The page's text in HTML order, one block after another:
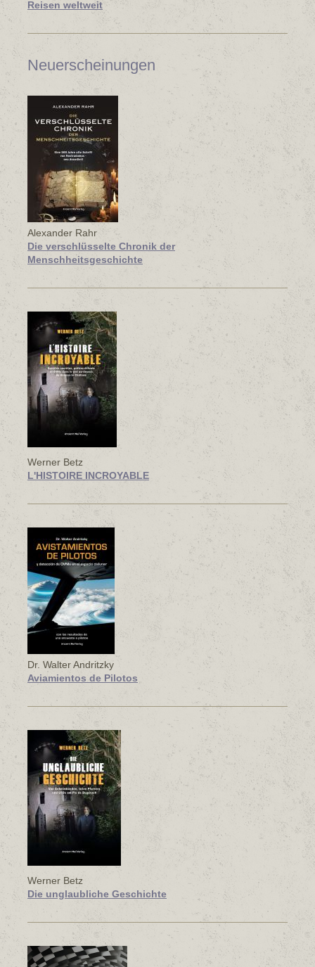
Reisen weltweit
Neuerscheinungen
Alexander Rahr
Die verschlüsselte Chronik der
Menschheitsgeschichte
Werner Betz
L'HISTOIRE INCROYABLE
Dr. Walter Andritzky
Aviamientos de Pilotos
Werner Betz
Die unglaubliche Geschichte